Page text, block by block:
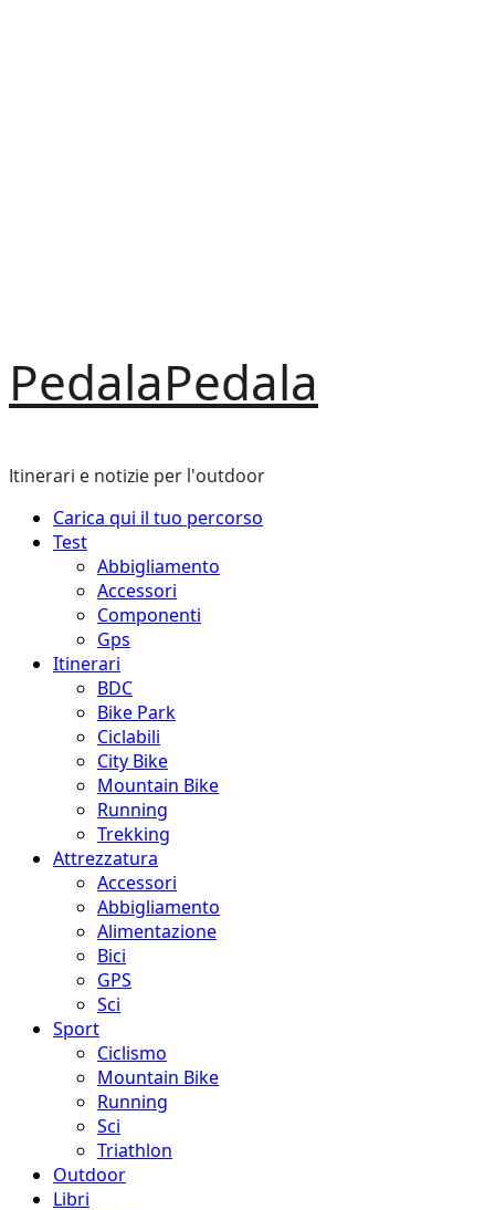
PedalaPedala
Itinerari e notizie per l'outdoor
Menu
principale
Carica qui il tuo percorso
Test
Abbigliamento
Accessori
Componenti
Gps
Itinerari
BDC
Bike Park
Ciclabili
City Bike
Mountain Bike
Running
Trekking
Attrezzatura
Accessori
Abbigliamento
Alimentazione
Bici
GPS
Sci
Sport
Ciclismo
Mountain Bike
Running
Sci
Triathlon
Outdoor
Libri